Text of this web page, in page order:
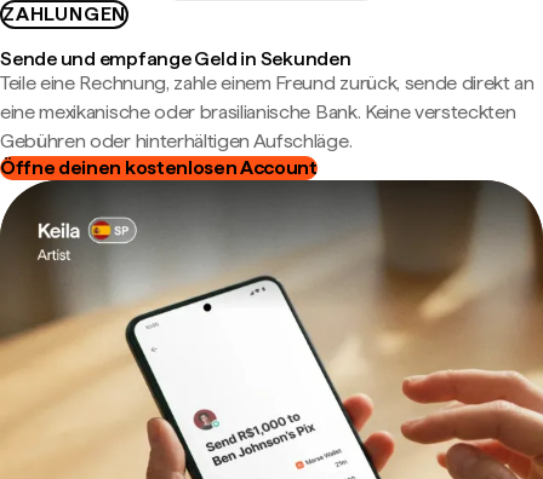
ZAHLUNGEN
Sende und empfange Geld in Sekunden
Teile eine Rechnung, zahle einem Freund zurück, sende direkt an
eine mexikanische oder brasilianische Bank. Keine versteckten
Gebühren oder hinterhältigen Aufschläge.
Öffne deinen kostenlosen Account